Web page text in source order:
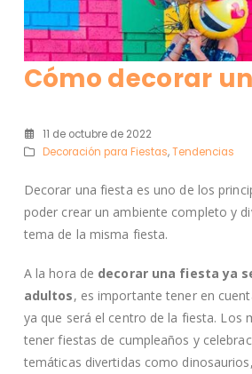
Cómo decorar
11 de octubre de 2022
Decoración para Fiestas,Tendencias
Decorar una fiesta es uno de los
poder crear un ambiente completo y
tema de la misma fiesta.
A la hora de decorar una fiesta ya
adultos, es importante tener en
ya que será el centro de la fiesta. Los
tener fiestas de cumpleaños y
temáticas divertidas como